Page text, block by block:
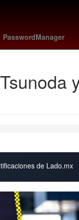
PasswordManager
Atlanta Patrik
de Lado.mx